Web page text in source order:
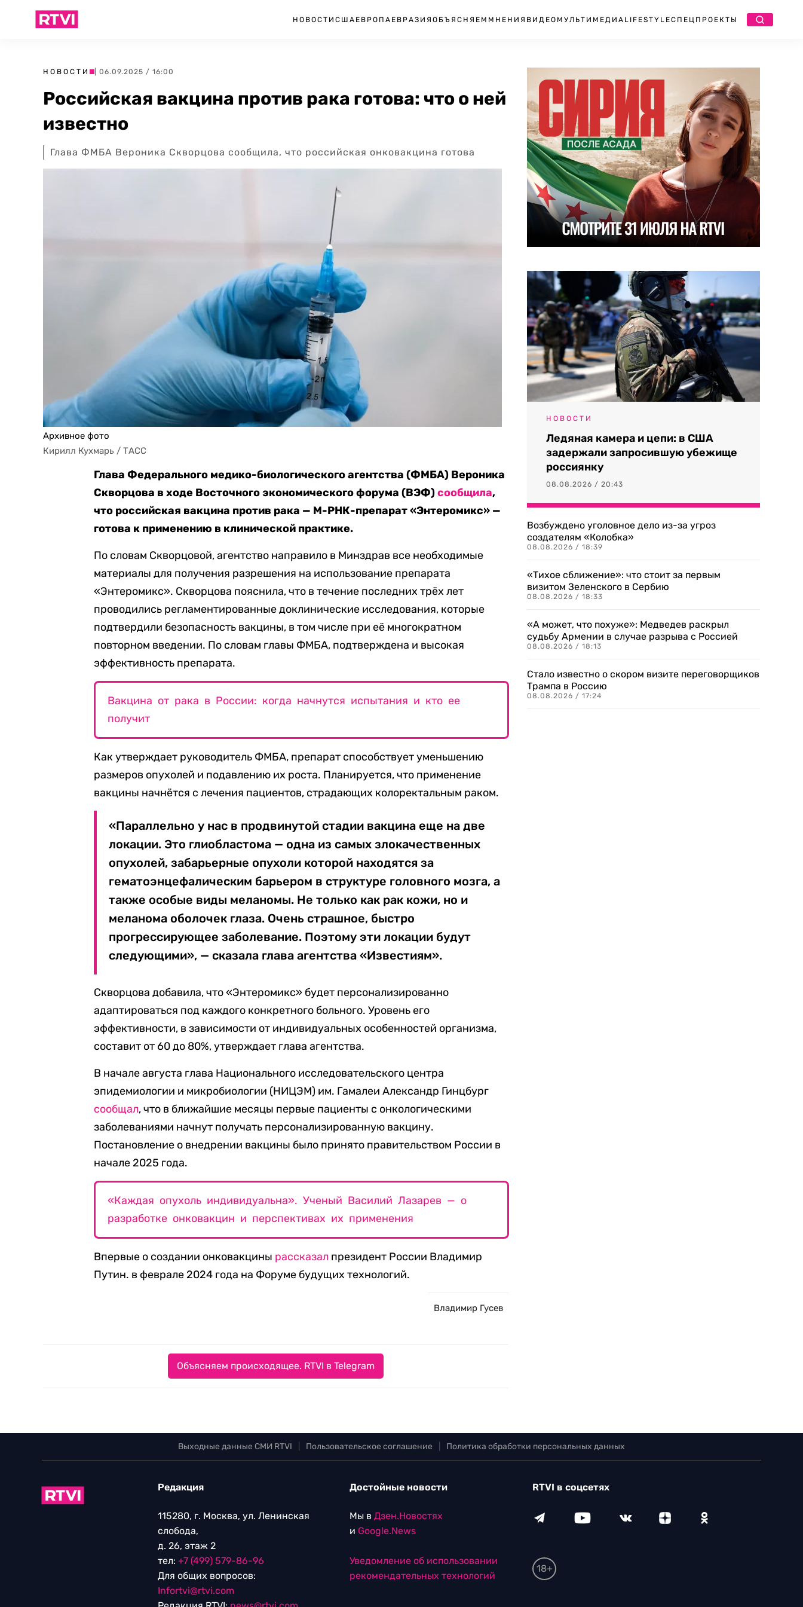
НОВОСТИ США ЕВРОПА ЕВРАЗИЯ ОБЪЯСНЯЕМ МНЕНИЯ ВИДЕО МУЛЬТИМЕДИА LIFESTYLEСПЕЦПРОЕКТЫ
НОВОСТИ | 06.09.2025 / 16:00
Российская вакцина против рака готова: что о ней
известно
Глава ФМБА Вероника Скворцова сообщила, что российская онковакцина готова
Архивное фото
Кирилл Кухмарь / ТАСС
Глава Федерального медико-биологического агентства (ФМБА) Вероника
Скворцова в ходе Восточного экономического форума (ВЭФ)сообщила,
что российская вакцина против рака — М-РНК-препарат «Энтеромикс» —
готова к применению в клинической практике.
По словам Скворцовой, агентство направило в Минздрав все необходимые
материалы для получения разрешения на использование препарата
«Энтеромикс». Скворцова пояснила, что в течение последних трёх лет
проводились регламентированные доклинические исследования, которые
подтвердили безопасность вакцины, в том числе при её многократном
повторном введении. По словам главы ФМБА, подтверждена и высокая
эффективность препарата.
Вакцина от рака в России: когда начнутся испытания и кто ее
получит
Как утверждает руководитель ФМБА, препарат способствует уменьшению
размеров опухолей и подавлению их роста. Планируется, что применение
вакцины начнётся с лечения пациентов, страдающих колоректальным раком.
«Параллельно у нас в продвинутой стадии вакцина еще на две
локации. Это глиобластома — одна из самых злокачественных
опухолей, забарьерные опухоли которой находятся за
гематоэнцефалическим барьером в структуре головного мозга, а
также особые виды меланомы. Не только как рак кожи, но и
меланома оболочек глаза. Очень страшное, быстро
прогрессирующее заболевание. Поэтому эти локации будут
следующими», — сказала глава агентства «Известиям».
Скворцова добавила, что «Энтеромикс» будет персонализированно
адаптироваться под каждого конкретного больного. Уровень его
эффективности, в зависимости от индивидуальных особенностей организма,
составит от 60 до 80%, утверждает глава агентства.
В начале августа глава Национального исследовательского центра
эпидемиологии и микробиологии (НИЦЭМ) им. Гамалеи Александр Гинцбург
сообщал, что в ближайшие месяцы первые пациенты с онкологическими
заболеваниями начнут получать персонализированную вакцину.
Постановление о внедрении вакцины было принято правительством России в
начале 2025 года.
«Каждая опухоль индивидуальна». Ученый Василий Лазарев — о
разработке онковакцин и перспективах их применения
Впервые о создании онковакцины рассказал президент России Владимир
Путин. в феврале 2024 года на Форуме будущих технологий.
Владимир Гусев
Объясняем происходящее. RTVI в Telegram
НОВОСТИ
Ледяная камера и цепи: в США
задержали запросившую убежище
россиянку
08.08.2026 / 20:43
Возбуждено уголовное дело из-за угроз
создателям «Колобка»
08.08.2026 / 18:39
«Тихое сближение»: что стоит за первым
визитом Зеленского в Сербию
08.08.2026 / 18:33
«А может, что похуже»: Медведев раскрыл
судьбу Армении в случае разрыва с Россией
08.08.2026 / 18:13
Стало известно о скором визите переговорщиков
Трампа в Россию
08.08.2026 / 17:24
Выходные данные СМИ RTVI Пользовательское соглашение Политика обработки персональных данных
Редакция
115280, г. Москва, ул. Ленинская
слобода,
д. 26, этаж 2
тел: +7 (499) 579-86-96
Для общих вопросов:
Infortvi@rtvi.com
Достойные новости
Мы в Дзен.Новостях
и Google.News
Уведомление об использовании
рекомендательных технологий
RTVI в соцсетях
18+